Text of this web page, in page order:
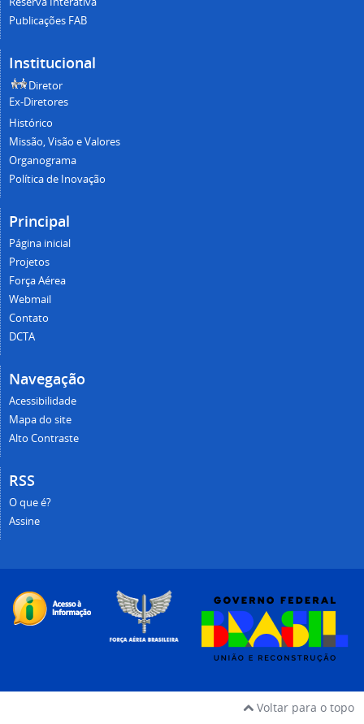
Publicações FAB
Institucional
Diretor
Ex-Diretores
Histórico
Missão, Visão e Valores
Organograma
Política de Inovação
Principal
Página inicial
Projetos
Força Aérea
Webmail
Contato
DCTA
Navegação
Acessibilidade
Mapa do site
Alto Contraste
RSS
O que é?
Assine
Voltar para o topo